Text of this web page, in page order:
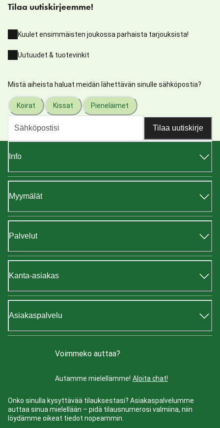
Tilaa uutiskirjeemme!
Kuulet ensimmäisten joukossa parhaista tarjouksista!
Uutuudet & tuotevinkit
Mistä aiheista haluat meidän lähettävän sinulle sähköpostia?
Koirat Kissat Pieneläimet
Tilaa uutiskirje
Info
Myymälät
Palvelut
Kanta-asiakas
Asiakaspalvelu
Voimmeko auttaa?
Autamme mielellämme! Aloita chat!
Onko sinulla kysyttävää tilauksestasi? Asiakaspalvelumme
auttaa sinua mielellään – pidä tilausnumerosi valmiina, niin
löydämme oikeat tiedot nopeammin.